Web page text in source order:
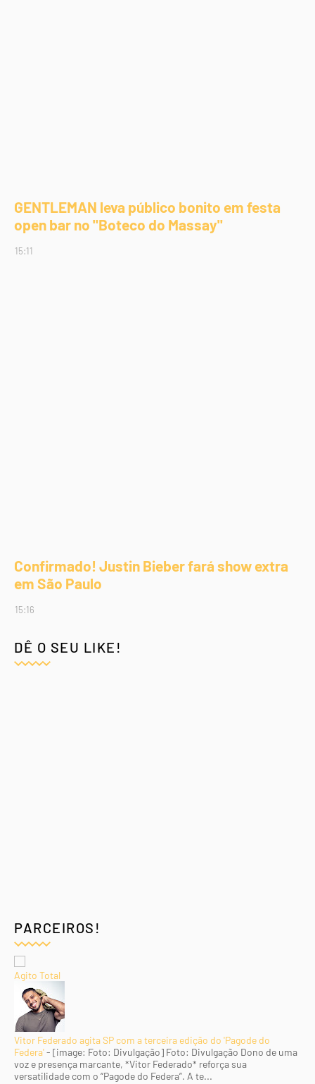
GENTLEMAN leva público bonito em festa
open bar no "Boteco do Massay"
15:11
Confirmado! Justin Bieber fará show extra
em São Paulo
15:16
DÊ O SEU LIKE!
PARCEIROS!
Agito Total
Vitor Federado agita SP com a terceira edição do 'Pagode do
Federa'- [image: Foto: Divulgação] Foto: Divulgação Dono de uma
voz e presença marcante, *Vitor Federado* reforça sua
versatilidade com o “Pagode do Federa”. A te...